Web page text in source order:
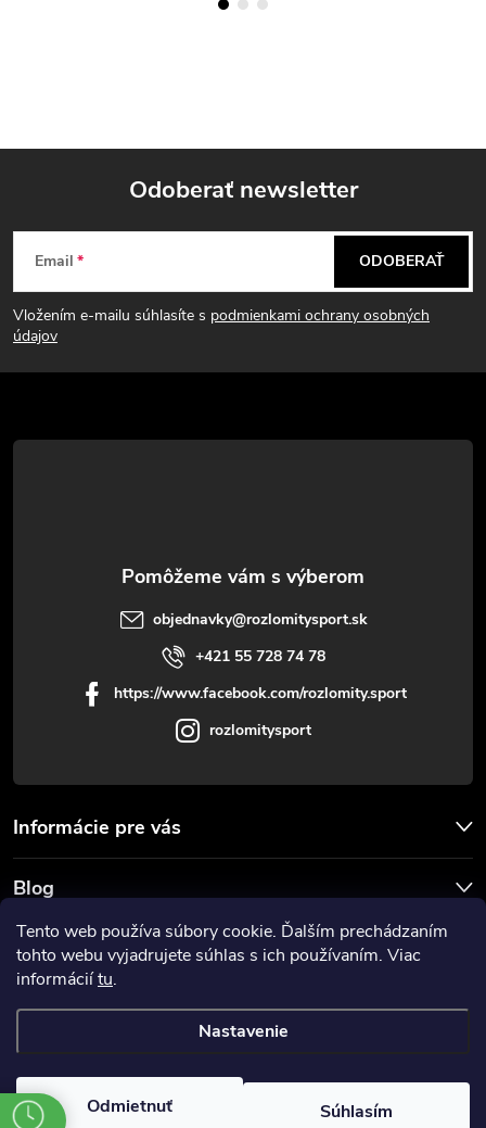
Tento web používa súbory cookie. Ďalším prechádzaním
tohto webu vyjadrujete súhlas s ich používaním. Viac
informáciítu.
Nastavenie
Odmietnuť Súhlasím
Z
á
p
t
Odoberať newsletter
Email
Vložením e-mailu súhlasíte s podmienkami ochrany osobných
údajov
ODOBERAŤ
objednavky@rozlomitysport.sk
+421 55 728 74 78
https://www.facebook.com/rozlomity.sport
rozlomitysport
Informácie pre vás
Blog
Prijímame online platby
Rozlomitysport. Všetky práva vyhradené.